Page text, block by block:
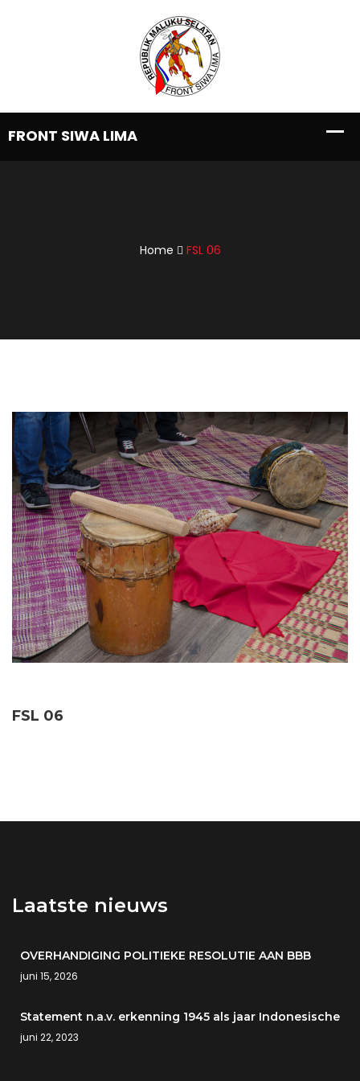
Home FSL 06
FSL 06
Laatste nieuws
OVERHANDIGING POLITIEKE RESOLUTIE AAN BBB
juni 15, 2026
Statement n.a.v. erkenning 1945 als jaar Indonesische
juni 22, 2023